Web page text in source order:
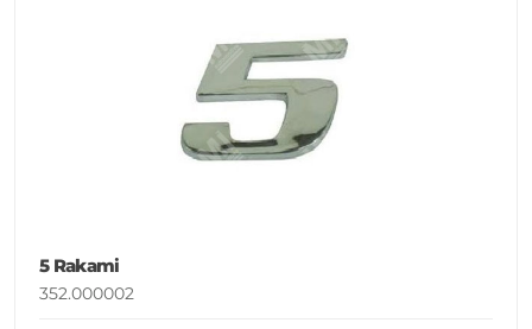
5 Rakami
352.000002